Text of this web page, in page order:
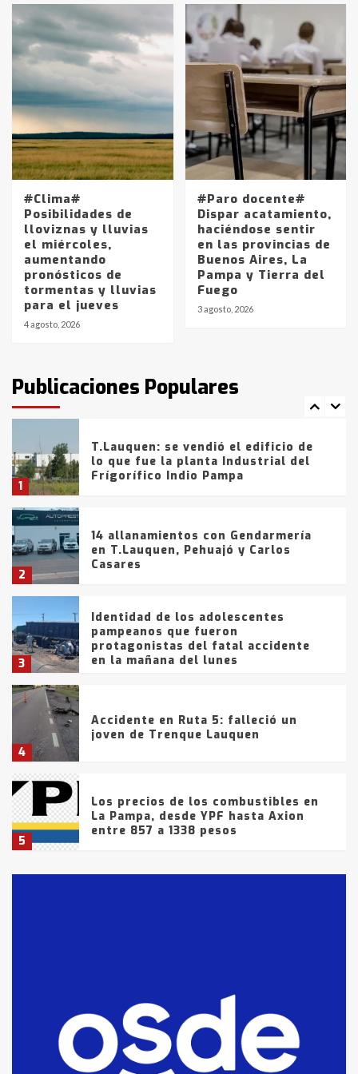
#Clima#
Posibilidades de
lloviznas y lluvias
el miércoles,
aumentando
pronósticos de
tormentas y lluvias
para el jueves
4 agosto, 2026
#Paro docente#
Dispar acatamiento,
haciéndose sentir
en las provincias de
Buenos Aires, La
Pampa y Tierra del
Fuego
3 agosto, 2026
Publicaciones Populares
pampeanos que fueron
protagonistas del fatal accidente
en la mañana del lunes
4
Accidente en Ruta 5: falleció un
joven de Trenque Lauquen
5
Los precios de los combustibles en
La Pampa, desde YPF hasta Axion
entre 857 a 1338 pesos
6
La Bolsa de Cereales de Bahía
Blanca anticipa que Agosto vendrá
con lluvias y heladas, en gran parte
de la provincia
fueron detenidos por
comercialización de drogas en la
tarde del sábado
1
T.Lauquen: se vendió el edificio de
lo que fue la planta Industrial del
Frígorífico Indio Pampa
2
14 allanamientos con Gendarmería
en T.Lauquen, Pehuajó y Carlos
Casares
3
Identidad de los adolescentes
pampeanos que fueron
protagonistas del fatal accidente
en la mañana del lunes
4
Accidente en Ruta 5: falleció un
joven de Trenque Lauquen
5
Los precios de los combustibles en
La Pampa, desde YPF hasta Axion
entre 857 a 1338 pesos
fueron detenidos por
comercialización de drogas en la
tarde del sábado
T.Lauquen: se vendió el edificio de